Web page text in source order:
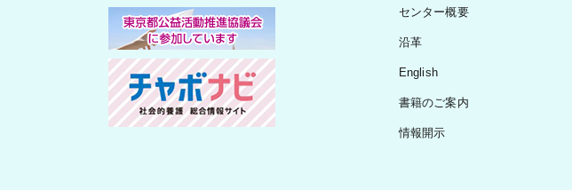
センター概要
沿革
English
書籍のご案内
情報開示